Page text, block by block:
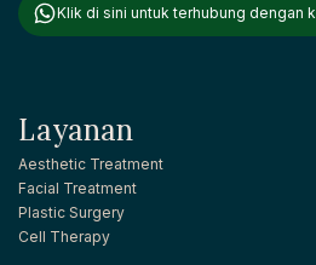
Klik di sini untuk terhubung dengan
Layanan
Aesthetic Treatment
Facial Treatment
Plastic Surgery
Cell Therapy